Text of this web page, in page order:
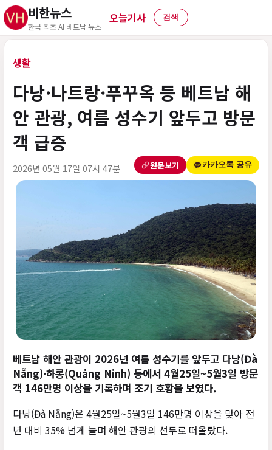
비한뉴스
한국 최초 AI 베트남 뉴스
오늘기사 검색
생활
다낭·나트랑·푸꾸옥 등 베트남 해
안 관광, 여름 성수기 앞두고 방문
객 급증
2026년 05월 17일 07시 47분 원문보기 카카오톡 공유
베트남 해안 관광이 2026년 여름 성수기를 앞두고 다낭(Đà
Nẵng)·하롱(Quảng Ninh) 등에서 4월25일~5월3일 방문
객 146만명 이상을 기록하며 조기 호황을 보였다.
다낭(Đà Nẵng)은 4월25일~5월3일 146만명 이상을 맞아 전
년 대비 35% 넘게 늘며 해안 관광의 선두로 떠올랐다.